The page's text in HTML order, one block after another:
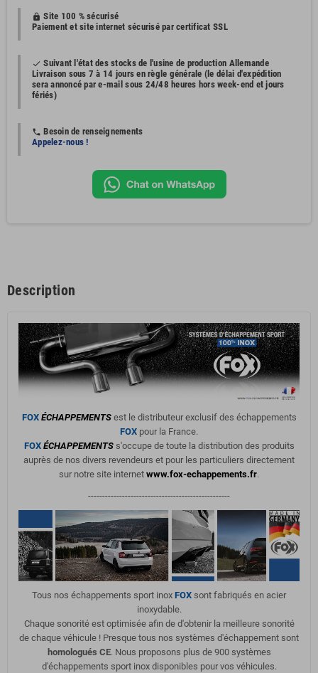
https Site 100 % sécurisé
Paiement et site internet sécurisé par certificat SSL
done Suivant l'état des stocks de l'usine de production Allemande
Livraison sous 7 à 14 jours en règle générale (le délai d'expédition
sera annoncé par e-mail sous 24/48 heures hors week-end et jours
fériés)
phone Besoin de renseignements
Appelez-nous !
Description
FOX ÉCHAPPEMENTSest le distributeur exclusif des échappements
FOX pour la France.
FOX ÉCHAPPEMENTSs'occupe de toute la distribution des produits
auprès de nos divers revendeurs et pour les particuliers directement
sur notre site internet www.fox-echappements.fr.
--------------------------------------------------
Tous nos échappements sport inox FOX sont fabriqués en acier
inoxydable.
Chaque sonorité est optimisée afin de d'obtenir la meilleure sonorité
de chaque véhicule ! Presque tous nos systèmes d'échappement sont
homologués CE. Nous proposons plus de 900 systèmes
d'échappements sport inox disponibles pour vos véhicules.